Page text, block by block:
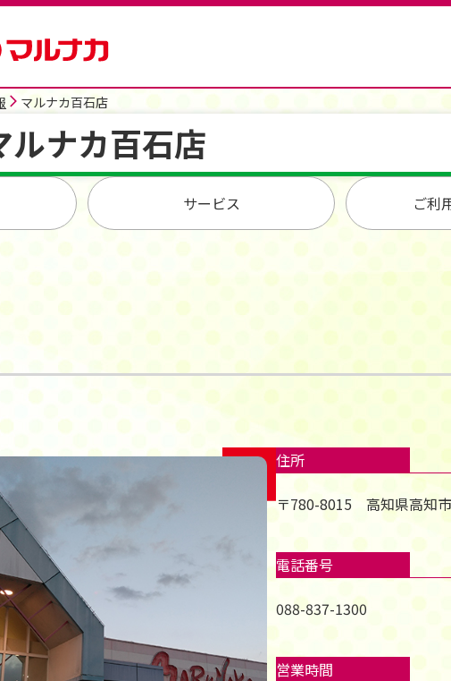
マルナカ百石店
ルナカ百石店
サービス ご利
住所
〒780-8015 高知県高知
電話番号
088-837-1300
営業時間